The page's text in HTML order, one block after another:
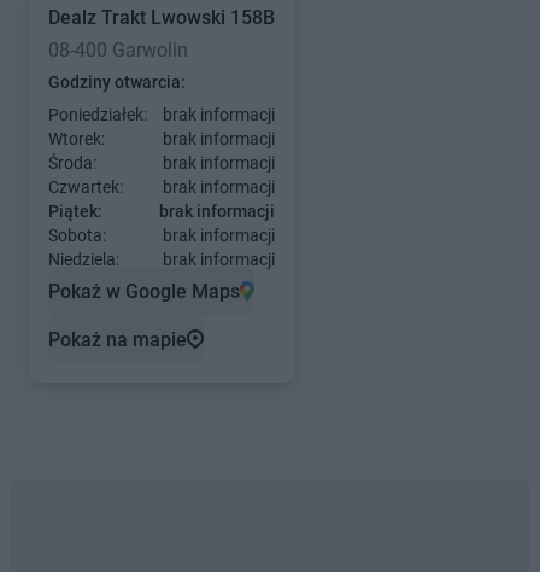
Dealz Trakt Lwowski 158B
08-400 Garwolin
Godziny otwarcia:
Poniedziałek:
brak informacji
Wtorek:
brak informacji
Środa:
brak informacji
Czwartek:
brak informacji
Piątek:
brak informacji
Sobota:
brak informacji
Niedziela:
brak informacji
Pokaż w Google Maps
Pokaż na mapie